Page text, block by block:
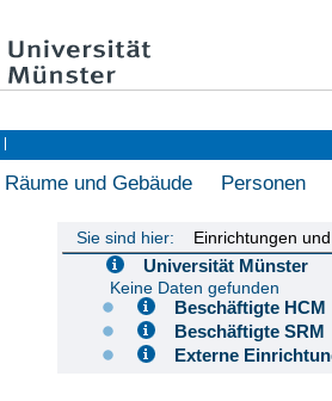
Räume und Gebäude Personen
Sie sind hier: Einrichtungen
Universität Münster
Keine Daten gefunden
Beschäftigte
Beschäftigte
Externe